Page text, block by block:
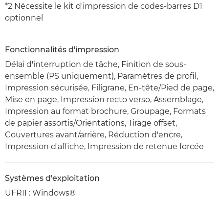
*2 Nécessite le kit d'impression de codes-barres D1
optionnel
Fonctionnalités d'impression
Délai d'interruption de tâche, Finition de sous-
ensemble (PS uniquement), Paramètres de profil,
Impression sécurisée, Filigrane, En-tête/Pied de page,
Mise en page, Impression recto verso, Assemblage,
Impression au format brochure, Groupage, Formats
de papier assortis/Orientations, Tirage offset,
Couvertures avant/arrière, Réduction d'encre,
Impression d'affiche, Impression de retenue forcée
Systèmes d'exploitation
UFRII : Windows®